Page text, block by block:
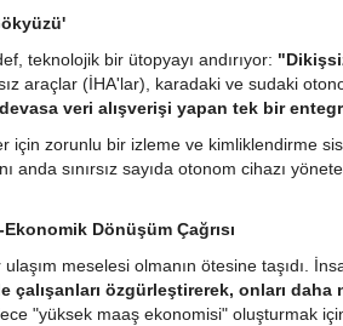
teknolojik bir ütopyayı andırıyor:
araçlar (İHA'lar), karadaki ve sudaki
veri alışverişi yapan tek bir
için zorunlu bir izleme ve kimliklendirme
anda sınırsız sayıda otonom cihazı
Dönüşüm Çağrısı
meselesi olmanın ötesine taşıdı.
çalışanları özgürleştirerek, onları
"yüksek maaş ekonomisi" oluşturmak